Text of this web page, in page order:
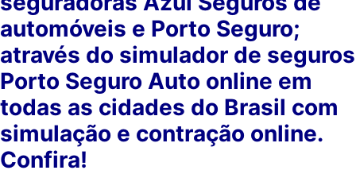
automóveis e Porto Seguro;
através do simulador de seguros
Porto Seguro Auto online em
todas as cidades do Brasil com
simulação e contração online.
Confira!